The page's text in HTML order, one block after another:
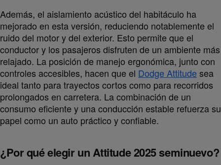
Además, el aislamiento acústico del habitáculo ha
mejorado en esta versión, reduciendo notablemente el
ruido del motor y del exterior. Esto permite que el
conductor y los pasajeros disfruten de un ambiente más
relajado. La posición de manejo ergonómica, junto con
controles accesibles, hacen que el Dodge Attitudesea
ideal tanto para trayectos cortos como para recorridos
prolongados en carretera. La combinación de un
consumo eficiente y una conducción estable refuerza su
papel como un auto práctico y confiable.
¿Por qué elegir un Attitude 2025 seminuevo?